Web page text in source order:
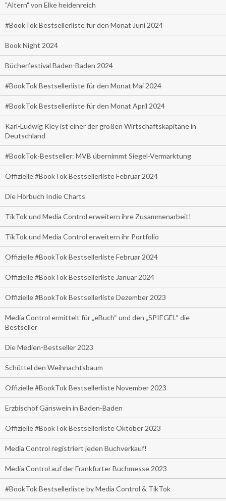
"Altern" von Elke heidenreich
#BookTok Bestsellerliste für den Monat Juni 2024
Book Night 2024
Bücherfestival Baden-Baden 2024
#BookTok Bestsellerliste für den Monat Mai 2024
#BookTok Bestsellerliste für den Monat April 2024
Karl-Ludwig Kley ist einer der großen Wirtschaftskapitäne in
Deutschland
#BookTok-Bestseller: MVB übernimmt Siegel-Vermarktung
Offizielle #BookTok Bestsellerliste Februar 2024
Die Hörbuch Indie Charts
TikTok und Media Control erweitern ihre Zusammenarbeit!
TikTok und Media Control erweitern ihr Portfolio
Offizielle #BookTok Bestsellerliste Februar 2024
Offizielle #BookTok Bestsellerliste Januar 2024
Offizielle #BookTok Bestsellerliste Dezember 2023
Media Control ermittelt für „eBuch“ und den „SPIEGEL“ die
Bestseller
Die Medien-Bestseller 2023
Schüttel den Weihnachtsbaum
Offizielle #BookTok Bestsellerliste November 2023
Erzbischof Gänswein in Baden-Baden
Offizielle #BookTok Bestsellerliste Oktober 2023
Media Control registriert jeden Buchverkauf!
Media Control auf der Frankfurter Buchmesse 2023
#BookTok Bestsellerliste by Media Control & TikTok